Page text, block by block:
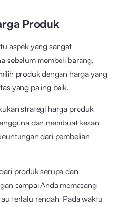
Produk
aspek yang sangat
sebelum membeli barang,
produk dengan harga yang
yang paling baik.
strategi harga produk
dan membuat kesan
dari pembelian
produk serupa dan
sampai Anda memasang
terlalu rendah. Pada waktu